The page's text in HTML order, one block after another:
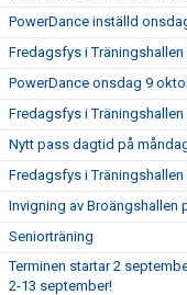
PowerDance inställd
Fredagsfys i Träningshallen
PowerDance onsdag 9
Fredagsfys i Träningshallen
Nytt pass dagtid på
Fredagsfys i Träningshallen
Invigning av Broängshallen
Seniorträning
Terminen startar 2
2-13 september!